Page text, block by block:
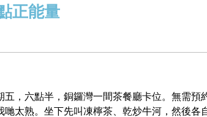
正能量
五，六點半，銅鑼灣一間茶餐廳卡位。無需預
哋太熟。坐下先叫凍檸茶、乾炒牛河，然後各